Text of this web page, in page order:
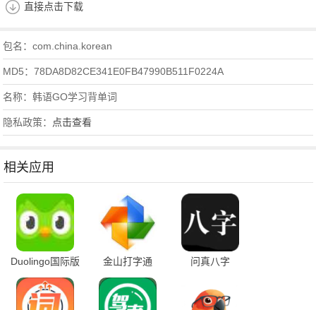
直接点击下载
包名：com.china.korean
MD5：78DA8D82CE341E0FB47990B511F0224A
名称：韩语GO学习背单词
隐私政策： 点击查看
相关应用
Duolingo国际版 金山打字通 问真八字